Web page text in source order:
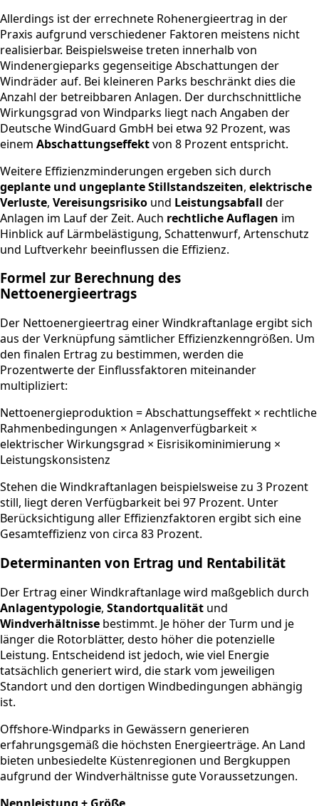
Allerdings ist der errechnete Rohenergieertrag in der
Praxis aufgrund verschiedener Faktoren meistens nicht
realisierbar. Beispielsweise treten innerhalb von
Windenergieparks gegenseitige Abschattungen der
Windräder auf. Bei kleineren Parks beschränkt dies die
Anzahl der betreibbaren Anlagen. Der durchschnittliche
Wirkungsgrad von Windparks liegt nach Angaben der
Deutsche WindGuard GmbH bei etwa 92 Prozent, was
einem Abschattungseffektvon 8 Prozent entspricht.
Weitere Effizienzminderungen ergeben sich durch
geplante und ungeplante Stillstandszeiten, elektrische
Verluste, Vereisungsrisiko und Leistungsabfall der
Anlagen im Lauf der Zeit. Auch rechtliche Auflagen im
Hinblick auf Lärmbelästigung, Schattenwurf, Artenschutz
und Luftverkehr beeinflussen die Effizienz.
Formel zur Berechnung des
Nettoenergieertrags
Der Nettoenergieertrag einer Windkraftanlage ergibt sich
aus der Verknüpfung sämtlicher Effizienzkenngrößen. Um
den finalen Ertrag zu bestimmen, werden die
Prozentwerte der Einflussfaktoren miteinander
multipliziert:
Nettoenergieproduktion = Abschattungseffekt × rechtliche
Rahmenbedingungen × Anlagenverfügbarkeit ×
elektrischer Wirkungsgrad × Eisrisikominimierung ×
Leistungskonsistenz
Stehen die Windkraftanlagen beispielsweise zu 3 Prozent
still, liegt deren Verfügbarkeit bei 97 Prozent. Unter
Berücksichtigung aller Effizienzfaktoren ergibt sich eine
Gesamteffizienz von circa 83 Prozent.
Determinanten von Ertrag und Rentabilität
Der Ertrag einer Windkraftanlage wird maßgeblich durch
Anlagentypologie, Standortqualität und
Windverhältnisse bestimmt. Je höher der Turm und je
länger die Rotorblätter, desto höher die potenzielle
Leistung. Entscheidend ist jedoch, wie viel Energie
tatsächlich generiert wird, die stark vom jeweiligen
Standort und den dortigen Windbedingungen abhängig
ist.
Offshore-Windparks in Gewässern generieren
erfahrungsgemäß die höchsten Energieerträge. An Land
bieten unbesiedelte Küstenregionen und Bergkuppen
aufgrund der Windverhältnisse gute Voraussetzungen.
Nennleistung + Größe